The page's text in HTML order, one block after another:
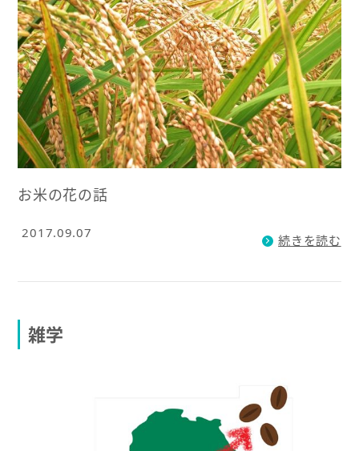
お米の花の話
2017.09.07 続きを読む
雑学